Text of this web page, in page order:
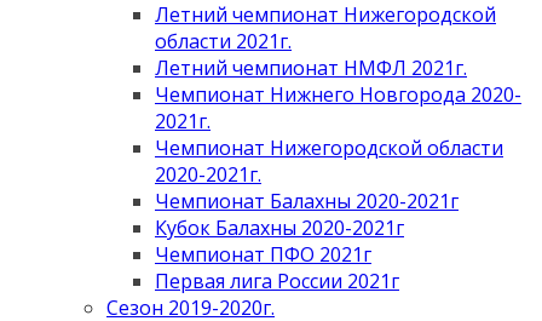
Летний чемпионат Нижегородской
области 2021г.
Летний чемпионат НМФЛ 2021г.
Чемпионат Нижнего Новгорода 2020-
2021г.
Чемпионат Нижегородской области
2020-2021г.
Чемпионат Балахны 2020-2021г
Кубок Балахны 2020-2021г
Чемпионат ПФО 2021г
Первая лига России 2021г
Сезон 2019-2020г.